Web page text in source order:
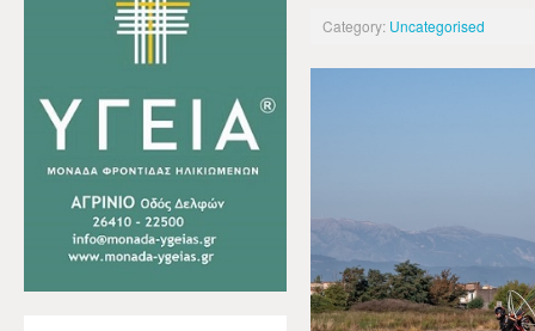
Category: Uncategorised